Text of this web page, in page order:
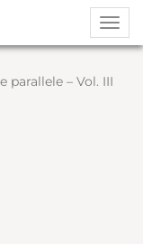
parallele – Vol. III